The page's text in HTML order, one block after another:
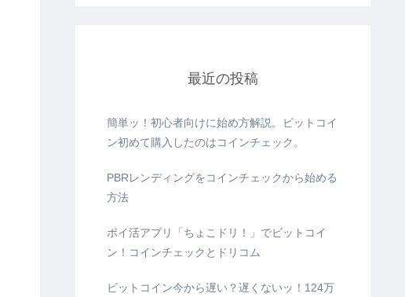
最近の投稿
簡単ッ！初心者向けに始め方解説。ビットコイ
ン初めて購入したのはコインチェック。
PBRレンディングをコインチェックから始める
方法
ポイ活アプリ「ちょこドリ！」でビットコイ
ン！コインチェックとドリコム
ビットコイン今から遅い？遅くないッ！124万